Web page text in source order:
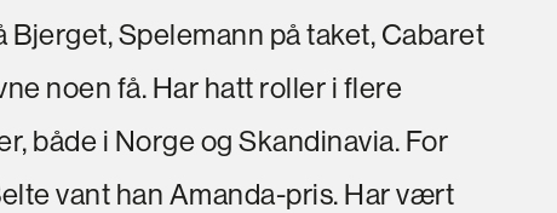
Spelemann på taket, Cabaret
noen få. Har hatt roller i flere
både i Norge og Skandinavia. For
vant han Amanda-pris. Har vært